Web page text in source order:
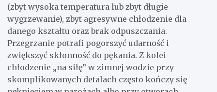
(zbyt wysoka temperatura lub zbyt długie
wygrzewanie), zbyt agresywne chłodzenie dla
danego kształtu oraz brak odpuszczania.
Przegrzanie potrafi pogorszyć udarność i
zwiększyć skłonność do pękania. Z kolei
chłodzenie „na siłę” w zimnej wodzie przy
skomplikowanych detalach często kończy się